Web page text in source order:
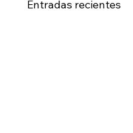
Entradas recientes